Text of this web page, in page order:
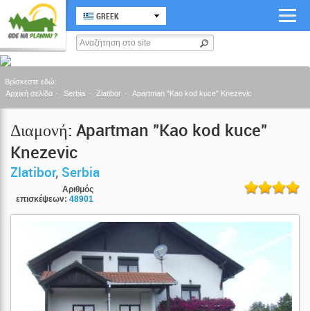
GREEK
Βρίσκεστε εδώ:
Αρχική σελίδα
Serbia Zlatibor Apartman "Kao kod kuce" Knezevic
Διαμονή: Apartman "Kao kod kuce"
Knezevic
Zlatibor, Serbia
Αριθμός
επισκέψεων: 48901